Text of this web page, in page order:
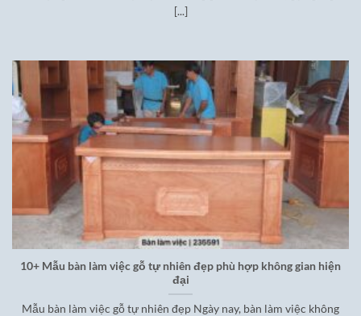
[...]
10+ Mẫu bàn làm việc gỗ tự nhiên đẹp phù hợp không gian hiện
đại
Mẫu bàn làm việc gỗ tự nhiên đẹp Ngày nay, bàn làm việc không